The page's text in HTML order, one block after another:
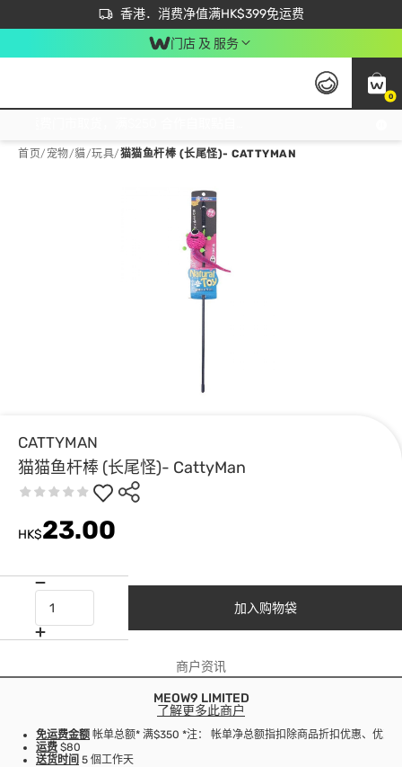
香港．消费净值满HK$399免运费
立即成为易赏钱会员尽享独家优惠
首次APP下单买满$450 输入 NEWAPP 即减$50
门店 及 服务
0
首页/ 宠物/貓/玩具/猫猫鱼杆棒 (长尾怪)- CATTYMAN
CATTYMAN
猫猫鱼杆棒 (长尾怪)- CattyMan
HK$23.00
加入购物袋
商户资讯
MEOW9 LIMITED
了解更多此商户
免运费金额 帐单总额* 满$350 *注： 帐单净总额指扣除商品折扣优惠、优惠
运费 $80
送货时间 5 個工作天